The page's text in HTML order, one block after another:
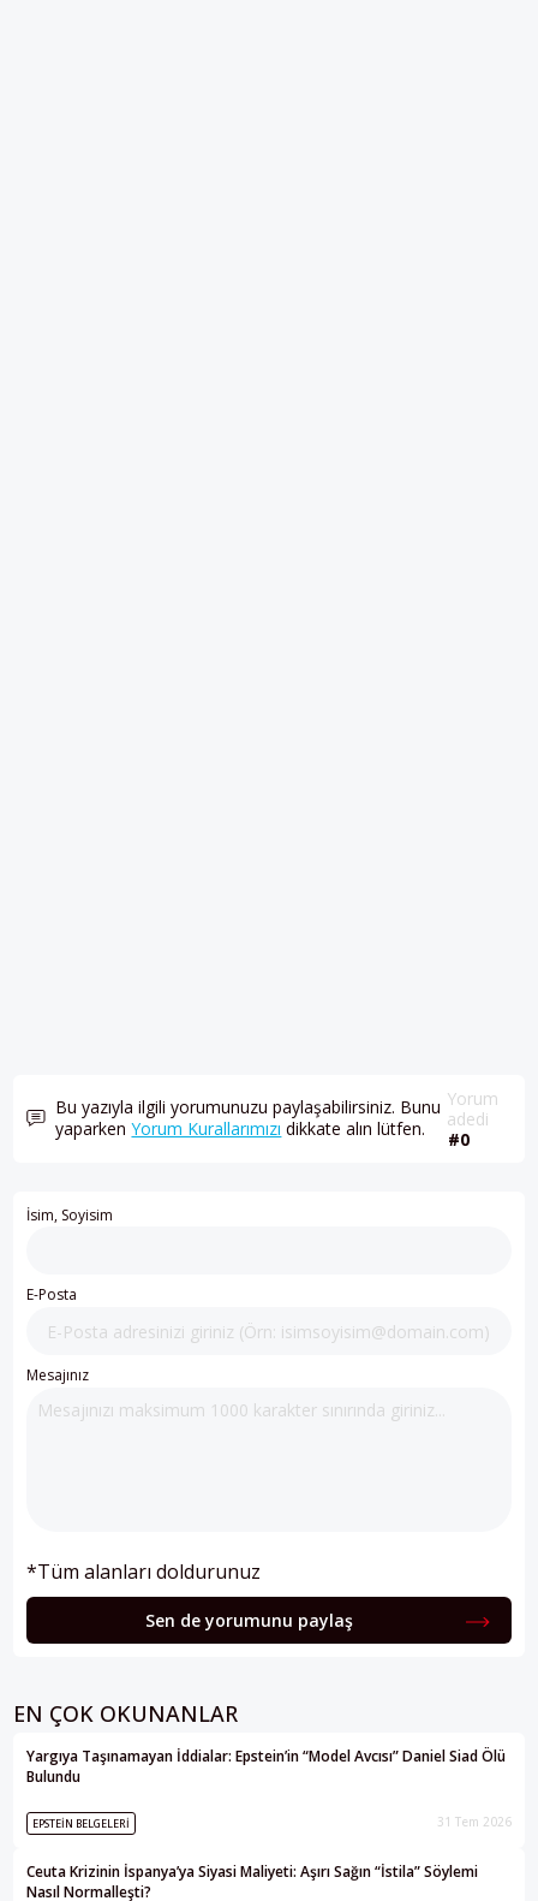
Bu yazıyla ilgili yorumunuzu paylaşabilirsiniz. Bunu
yaparkenYorum Kurallarımızı dikkate alın lütfen.
Yorum
adedi
#0
İsim, Soyisim
E-Posta
Mesajınız
*Tüm alanları doldurunuz
Sen de yorumunu paylaş
EN ÇOK OKUNANLAR
Yargıya Taşınamayan İddialar: Epstein’in “Model Avcısı” Daniel Siad Ölü
Bulundu
EPSTEIN BELGELERI 31 Tem 2026
Ceuta Krizinin İspanya’ya Siyasi Maliyeti: Aşırı Sağın “İstila” Söylemi
Nasıl Normalleşti?